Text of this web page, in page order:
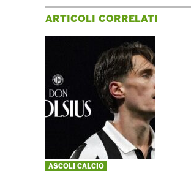
ARTICOLI CORRELATI
ASCOLI CALCIO